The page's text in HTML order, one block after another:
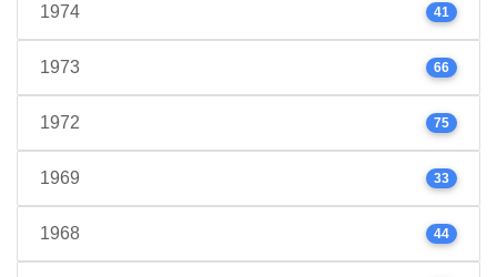
1974 41
1973 66
1972 75
1969 33
1968 44